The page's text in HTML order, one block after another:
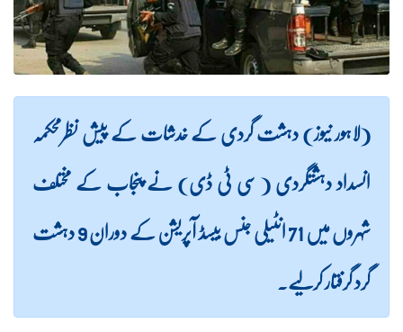
(لاہور نیوز) دہشت گردی کے خدشات کے پیش نظرمحکمہ
انسداد دہشتگردی ( سی ٹی ڈی) نے پنجاب کے مختلف
شہروں میں 71 انٹیلی جنس بیسڈ آپریشن کے دوران 9 دہشت
گرد گرفتار کرلیے۔